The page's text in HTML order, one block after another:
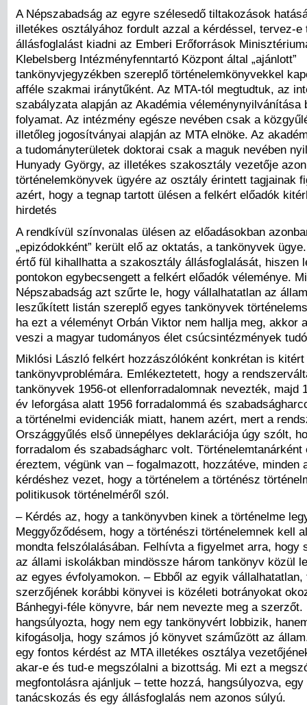
A Népszabadság az egyre szélesedő tiltakozások
illetékes osztályához fordult azzal a kérdéssel, tervez-e
állásfoglalást kiadni az Emberi Erőforrások
Klebelsberg Intézményfenntartó Központ által „ajánlott”
tankönyvjegyzékben szereplő történelemkönyvekkel
afféle szakmai iránytűként. Az MTA-tól megtudtuk, az
szabályzata alapján az Akadémia véleménynyilvánítása
folyamat. Az intézmény egésze nevében csak a
illetőleg jogosítványai alapján az MTA elnöke. Az
a tudományterületek doktorai csak a maguk nevében
Hunyady György, az illetékes szakosztály vezetője
történelemkönyvek ügyére az osztály érintett tagjainak
azért, hogy a tegnap tartott ülésen a felkért előadók
hirdetés
A rendkívül színvonalas ülésen az előadásokban
„epizódokként” került elő az oktatás, a tankönyvek
értő fül kihallhatta a szakosztály állásfoglalását, hiszen
pontokon egybecsengett a felkért előadók véleménye.
Népszabadság azt szűrte le, hogy vállalhatatlan az
leszűkített listán szereplő egyes tankönyvek
ha ezt a véleményt Orbán Viktor nem hallja meg, akkor
veszi a magyar tudományos élet csúcsintézmények
Miklósi László felkért hozzászólóként konkrétan is kitért
tankönyvproblémára. Emlékeztetett, hogy a
tankönyvek 1956-ot ellenforradalomnak nevezték, majd
év leforgása alatt 1956 forradalommá és
a történelmi evidenciák miatt, hanem azért, mert a
Országgyűlés első ünnepélyes deklarációja úgy szólt,
forradalom és szabadságharc volt. Történelemtanárként
éreztem, végünk van – fogalmazott, hozzátéve, minden
kérdéshez vezet, hogy a történelem a történész
politikusok történelméről szól.
– Kérdés az, hogy a tankönyvben kinek a történelme
Meggyőződésem, hogy a történészi történelemnek kell
mondta felszólalásában. Felhívta a figyelmet arra, hogy
az állami iskolákban mindössze három tankönyv közül
az egyes évfolyamokon. – Ebből az egyik vállalhatatlan,
szerzőjének korábbi könyvei is közéleti botrányokat
Bánhegyi-féle könyvre, bár nem nevezte meg a szerzőt.
hangsúlyozta, hogy nem egy tankönyvért lobbizik,
kifogásolja, hogy számos jó könyvet száműzött az
egy fontos kérdést az MTA illetékes osztálya
akar-e és tud-e megszólalni a bizottság. Mi ezt a
megfontolásra ajánljuk – tette hozzá, hangsúlyozva, egy
tanácskozás és egy állásfoglalás nem azonos súlyú.